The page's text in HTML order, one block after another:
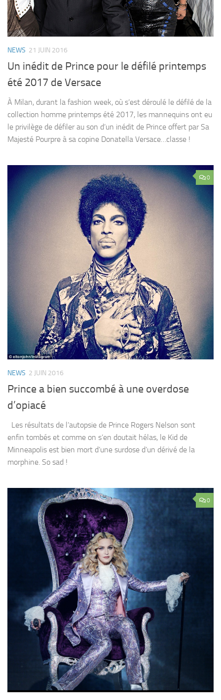
NEWS 21 JUIN 2016
Un inédit de Prince pour le défilé printemps
été 2017 de Versace
À Milan, durant la fashion week, où s’est déroulé le défilé de la
collection homme printemps été 2017, les mannequins ont eu
le privilège de défiler au son d’un inédit de Prince offert par Sa
Majesté Pourpre à sa copine Donatella Versace…classe !
0
NEWS 2 JUIN 2016
Prince a bien succombé à une overdose
d’opiacé
Les résultats de l’autopsie de Prince Rogers Nelson sont
enfin tombés et comme on s’en doutait hélas, le Kid de
Minneapolis est bien mort d’une surdose d’un dérivé de la
morphine. So sad !
0